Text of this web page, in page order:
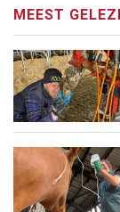
MEEST